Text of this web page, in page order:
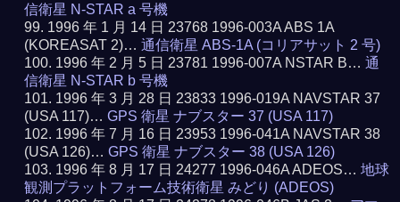
信衛星 N-STAR a 号機
1996 年 1 月 14 日 23768 1996-003A ABS 1A
(KOREASAT 2)…通信衛星 ABS-1A (コリアサット 2 号)
1996 年 2 月 5 日 23781 1996-007A NSTAR B…通
信衛星 N-STAR b 号機
1996 年 3 月 28 日 23833 1996-019A NAVSTAR 37
(USA 117)…GPS 衛星 ナブスター 37 (USA 117)
1996 年 7 月 16 日 23953 1996-041A NAVSTAR 38
(USA 126)…GPS 衛星 ナブスター 38 (USA 126)
1996 年 8 月 17 日 24277 1996-046A ADEOS…地球
観測プラットフォーム技術衛星 みどり (ADEOS)